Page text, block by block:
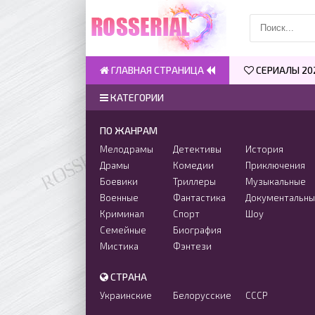
КАТЕГОРИИ
ПО ЖАНРАМ
Мелодрамы
Драмы
Боевики
Военные
Криминал
Семейные
Мистика
Детективы
Комедии
Триллеры
Фантастика
Спорт
Биография
Фэнтези
История
Приключения
Музыкальные
Шоу
СТРАНА
Украинские Белорусские СССР
ГЛАВНАЯ СТРАНИЦА СЕРИАЛЫ